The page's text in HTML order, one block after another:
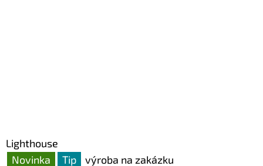
Lighthouse
Novinka
Tip výroba na zakázku